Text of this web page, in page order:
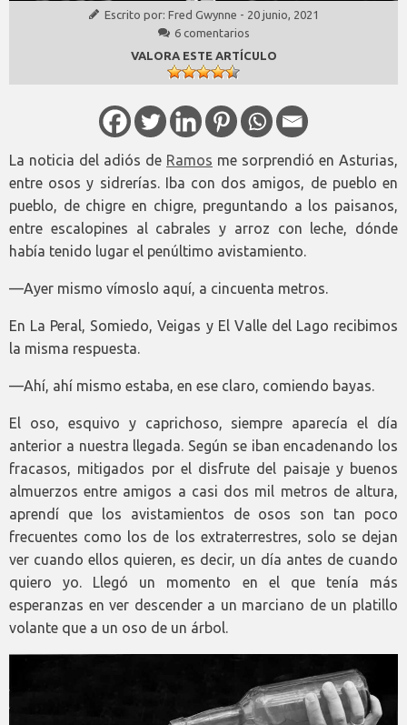
Escrito por: Fred Gwynne - 20 junio, 2021
6 comentarios
VALORA ESTE ARTÍCULO
La noticia del adiós de Ramos me sorprendió en Asturias,
entre osos y sidrerías. Iba con dos amigos, de pueblo en
pueblo, de chigre en chigre, preguntando a los paisanos,
entre escalopines al cabrales y arroz con leche, dónde
había tenido lugar el penúltimo avistamiento.
—Ayer mismo vímoslo aquí, a cincuenta metros.
En La Peral, Somiedo, Veigas y El Valle del Lago recibimos
la misma respuesta.
—Ahí, ahí mismo estaba, en ese claro, comiendo bayas.
El oso, esquivo y caprichoso, siempre aparecía el día
anterior a nuestra llegada. Según se iban encadenando los
fracasos, mitigados por el disfrute del paisaje y buenos
almuerzos entre amigos a casi dos mil metros de altura,
aprendí que los avistamientos de osos son tan poco
frecuentes como los de los extraterrestres, solo se dejan
ver cuando ellos quieren, es decir, un día antes de cuando
quiero yo. Llegó un momento en el que tenía más
esperanzas en ver descender a un marciano de un platillo
volante que a un oso de un árbol.